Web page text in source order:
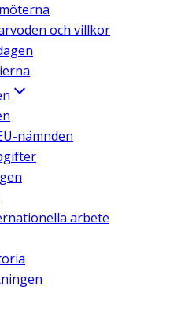
och villkor
nämnden
arbete